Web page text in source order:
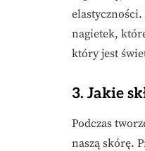
nagietek,
który jest
3. Jakie
Podczas
naszą skórę.